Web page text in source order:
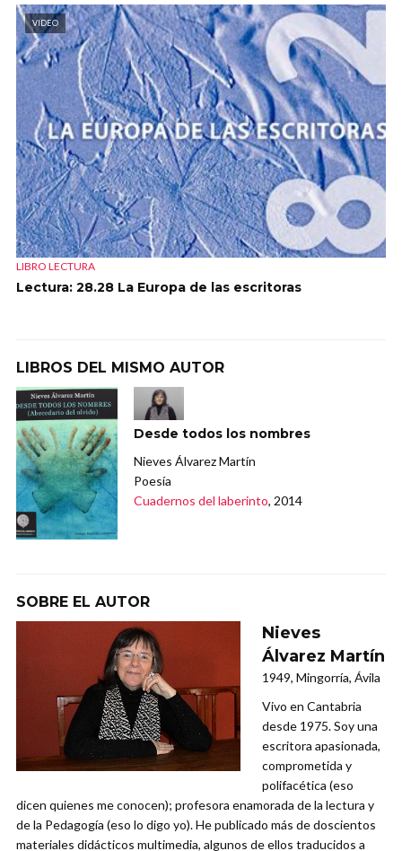
VIDEO
LIBRO LECTURA
Lectura: 28.28 La Europa de las escritoras
LIBROS DEL MISMO AUTOR
Desde todos los nombres
Nieves Álvarez Martín
Poesía
Cuadernos del laberinto, 2014
SOBRE EL AUTOR
Nieves
Álvarez Martín
1949, Mingorría, Ávila
Vivo en Cantabria
desde 1975. Soy una
escritora apasionada,
comprometida y
polifacética (eso
dicen quienes me conocen); profesora enamorada de la lectura y
de la Pedagogía (eso lo digo yo). He publicado más de doscientos
materiales didácticos multimedia, algunos de ellos traducidos a